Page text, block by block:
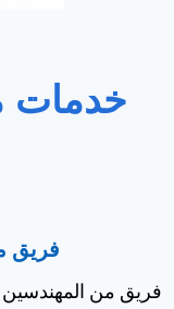
خدمات
فريق
فريق من